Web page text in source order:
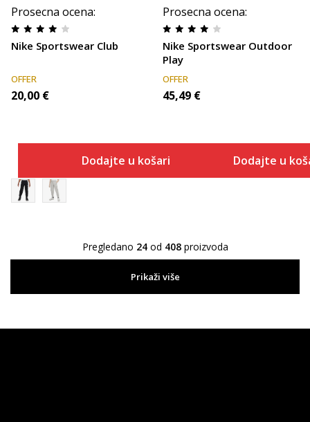
Prosecna ocena:
Nike Sportswear Club
OFFER
20,00 €
Dodajte u košaricu
Prosecna ocena:
Nike Sportswear Outdoor
Play
OFFER
45,49 €
Dodajte u
Pregledano 24od 408proizvoda
Prikaži više